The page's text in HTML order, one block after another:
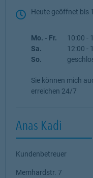
Heute geöffnet bis
Wochentag
Mo. - Fr. 10:00 -
Sa.
12:00 -
So.
Sie können mich
erreichen 24/7
Anas Kadi
Kundenbetreuer
Memhardstr. 7